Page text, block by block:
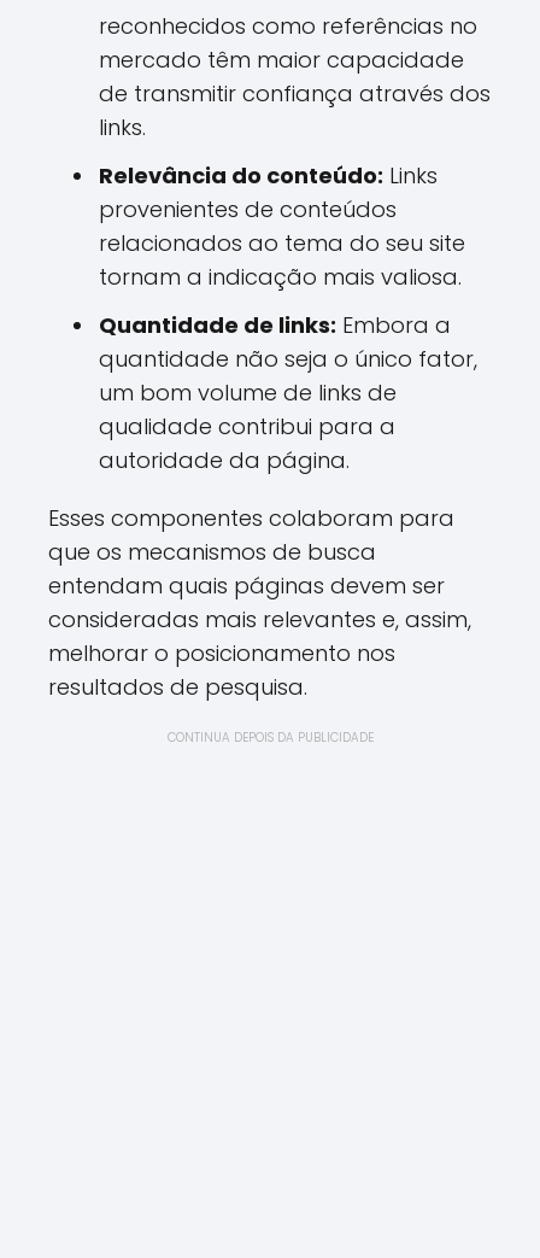
reconhecidos como referências no
mercado têm maior capacidade
de transmitir confiança através dos
links.
Relevância do conteúdo: Links
provenientes de conteúdos
relacionados ao tema do seu site
tornam a indicação mais valiosa.
Quantidade de links: Embora a
quantidade não seja o único fator,
um bom volume de links de
qualidade contribui para a
autoridade da página.
Esses componentes colaboram para
que os mecanismos de busca
entendam quais páginas devem ser
consideradas mais relevantes e, assim,
melhorar o posicionamento nos
resultados de pesquisa.
CONTINUA DEPOIS DA PUBLICIDADE